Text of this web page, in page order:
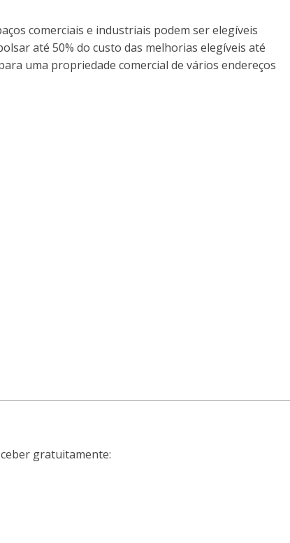
comerciais e industriais podem ser elegíveis
até 50% do custo das melhorias elegíveis até
uma propriedade comercial de vários endereços
gratuitamente: